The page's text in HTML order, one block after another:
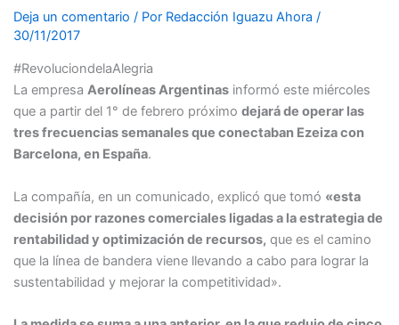
Deja un comentario / Por Redacción Iguazu Ahora /
30/11/2017
#RevoluciondelaAlegria
La empresa Aerolíneas Argentinasinformó este miércoles
que a partir del 1° de febrero próximo dejará de operar las
tres frecuencias semanales que conectaban Ezeiza con
Barcelona, en España.
La compañía, en un comunicado, explicó que tomó «esta
decisión por razones comerciales ligadas a la estrategia de
rentabilidad y optimización de recursos, que es el camino
que la línea de bandera viene llevando a cabo para lograr la
sustentabilidad y mejorar la competitividad».